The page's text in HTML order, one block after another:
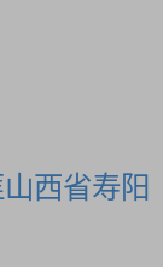
西省寿阳